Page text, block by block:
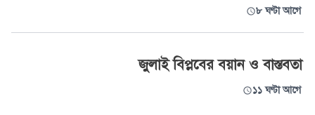
৮ ঘণ্টা আগে
জুলাই বিপ্লবের বয়ান ও বাস্তবতা
১১ ঘণ্টা আগে